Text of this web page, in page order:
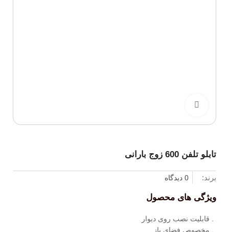
تابلو تلفن 600 زوج بارانی
برند: 0 دیدگاه
ویژگی های محصول
. قابلیت نصب روی دیوار
. مخصوص فضای باز